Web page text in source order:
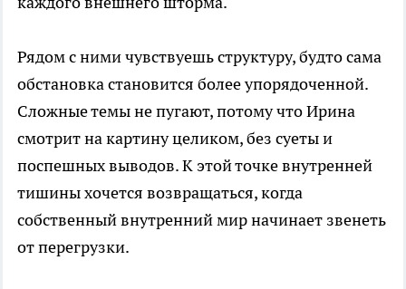
Рядом с ними чувствуешь структуру, будто сама
обстановка становится более упорядоченной.
Сложные темы не пугают, потому что Ирина
смотрит на картину целиком, без суеты и
поспешных выводов. К этой точке внутренней
тишины хочется возвращаться, когда
собственный внутренний мир начинает звенеть
от перегрузки.